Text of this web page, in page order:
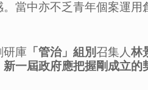
。當中亦不乏青年個案運用
研庫 「管治」組別召集人林
新一屆政府應把握剛成立的